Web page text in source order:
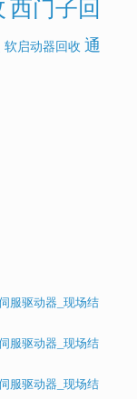
软启动器回收 通
服驱动器_现场结
服驱动器_现场结
服驱动器_现场结